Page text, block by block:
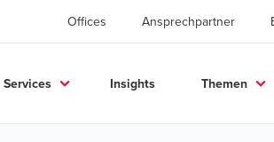
Offices Ansprechpartner
Services Insights Themen